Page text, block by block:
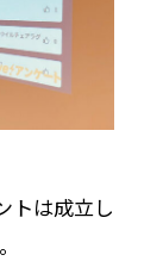
トは成立し